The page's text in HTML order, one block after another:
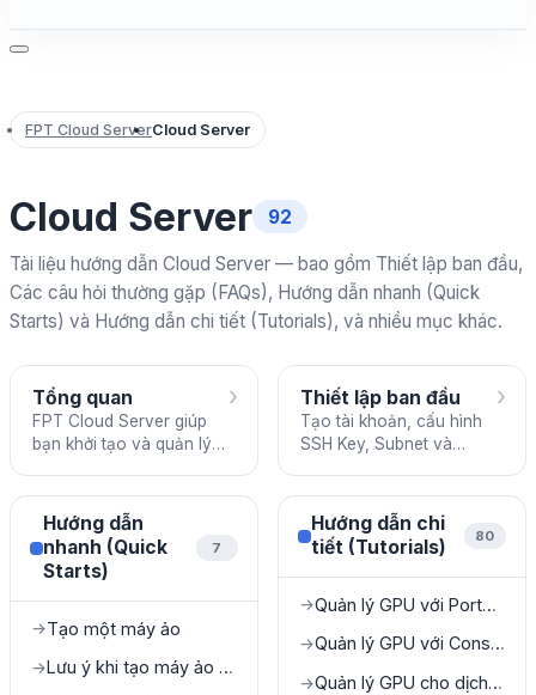
FPT Cloud ServerCloud Server
Cloud Server 92
Tài liệu hướng dẫn Cloud Server — bao gồm Thiết lập ban đầu,
Các câu hỏi thường gặp (FAQs), Hướng dẫn nhanh (Quick
Starts) và Hướng dẫn chi tiết (Tutorials), và nhiều mục khác.
Tổng quan
FPT Cloud Server giúp
bạn khởi tạo và quản lý
bảo mật và linh hoạt.
› Thiết lập ban đầu
Tạo tài khoản, cấu hình
SSH Key, Subnet và
Server.
›
Hướng dẫn
nhanh (Quick
Starts)
7
→Tạo một máy ảo
→ Lưu ý khi tạo máy ảo từ file ISO
Hướng dẫn chi
tiết (Tutorials)
80
→ Quản lý GPU với Portal Console
→ Quản lý GPU với Console Portal
→ Quản lý GPU cho dịch vụ Specific